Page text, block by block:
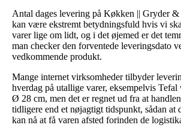
Antal dages levering på Køkken || Gryder &
kan være ekstremt betydningsfuld hvis vi
varer lige om lidt, og i det øjemed er det
man checker den forventede leveringsdato
vedkommende produkt.
Mange internet virksomheder tilbyder
hverdag på utallige varer, eksempelvis
Ø 28 cm, men det er regnet ud fra at
tidligere end et nøjagtigt tidspunkt, sådan at
kan nå at få varen afsted forinden de